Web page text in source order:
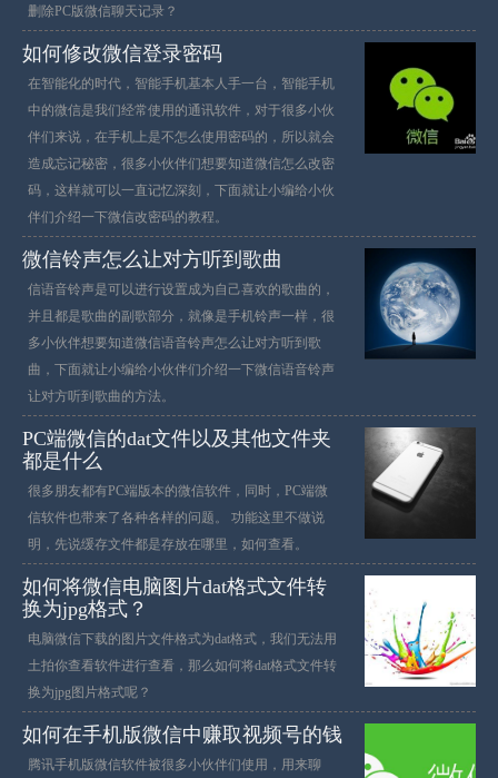
删除PC版微信聊天记录？
如何修改微信登录密码
在智能化的时代，智能手机基本人手一台，智能手机
中的微信是我们经常使用的通讯软件，对于很多小伙
伴们来说，在手机上是不怎么使用密码的，所以就会
造成忘记秘密，很多小伙伴们想要知道微信怎么改密
码，这样就可以一直记忆深刻，下面就让小编给小伙
伴们介绍一下微信改密码的教程。
微信铃声怎么让对方听到歌曲
信语音铃声是可以进行设置成为自己喜欢的歌曲的，
并且都是歌曲的副歌部分，就像是手机铃声一样，很
多小伙伴想要知道微信语音铃声怎么让对方听到歌
曲，下面就让小编给小伙伴们介绍一下微信语音铃声
让对方听到歌曲的方法。
PC端微信的dat文件以及其他文件夹
都是什么
很多朋友都有PC端版本的微信软件，同时，PC端微
信软件也带来了各种各样的问题。 功能这里不做说
明，先说缓存文件都是存放在哪里，如何查看。
如何将微信电脑图片dat格式文件转
换为jpg格式？
电脑微信下载的图片文件格式为dat格式，我们无法用
土拍你查看软件进行查看，那么如何将dat格式文件转
换为jpg图片格式呢？
如何在手机版微信中赚取视频号的钱
腾讯手机版微信软件被很多小伙伴们使用，用来聊